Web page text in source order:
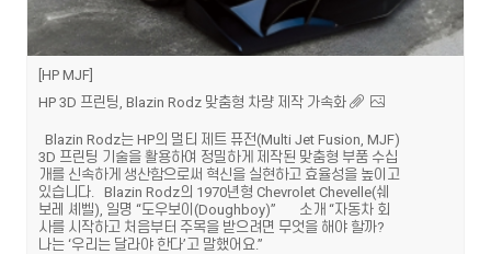
HP MJF
HP 3D 프린팅, Blazin Rodz 맞춤형 차량 제작 가속화
Blazin Rodz는 HP의 멀티 제트 퓨전(Multi Jet Fusion, MJF)
3D 프린팅 기술을 활용하여 정밀하게 제작된 맞춤형 부품 수십
개를 신속하게 생산함으로써 혁신을 실현하고 효율성을 높이고
있습니다. Blazin Rodz의 1970년형 Chevrolet Chevelle(쉐
보레 셰벨), 일명 “도우보이(Doughboy)” 소개 “자동차 회
사를 시작하고 처음부터 주목을 받으려면 무엇을 해야 할까?
나는 ‘우리는 달라야 한다’고 말했어요.”